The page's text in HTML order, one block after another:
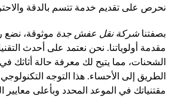
نحرص على تقديم خدمة تتسم بالدقة
بصفتناشركة نقل عفش جدة موثوقة، نضع
مقدمة أولوياتنا. نحن نعتمد على أحدث
الشحنات، مما يتيح لك معرفة حالة أثاثك
الطريق إلى الأحساء. هذا التوجه
مقتنياتك في الموعد المحدد وبأعلى معايير